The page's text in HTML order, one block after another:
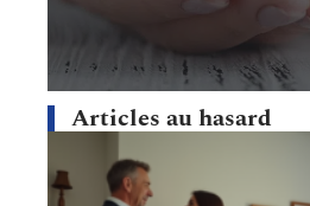
Articles au hasard